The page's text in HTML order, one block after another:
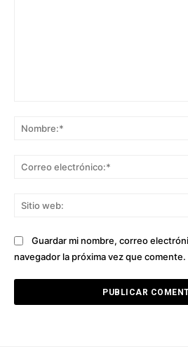
Guardar mi nombre, correo
navegador la próxima vez que comente.